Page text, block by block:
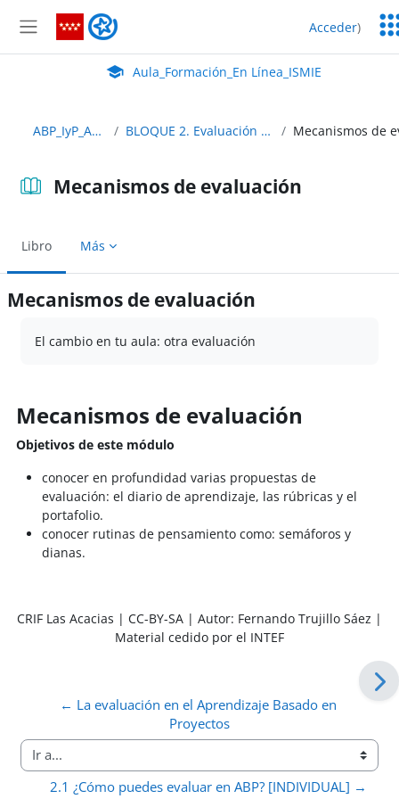
Panel lateral
Aula_Formación_En Línea_ISMIE Acceder)
Aula Virtual de EducaMadrid:
Aula_Formación_En Línea_ISMIE
ABP_IyP_Abierto BLOQUE 2. Evaluación en el ABP
Mecanismos de evaluación
Libro Más
Mecanismos de evaluación
El cambio en tu aula: otra evaluación
Mecanismos de evaluación
Objetivos de este módulo
conocer en profundidad varias propuestas de
evaluación: el diario de aprendizaje, las rúbricas y el
portafolio.
conocer rutinas de pensamiento como: semáforos y
dianas.
CRIF Las Acacias | CC-BY-SA | Autor: Fernando Trujillo Sáez |
Material cedido por el INTEF
← La evaluación en el Aprendizaje Basado en
Proyectos
Ir a...
2.1 ¿Cómo puedes evaluar en ABP? [INDIVIDUAL] →